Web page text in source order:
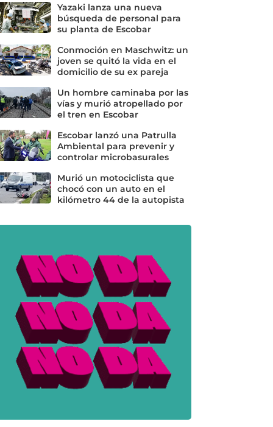
Yazaki lanza una nueva
búsqueda de personal para
su planta de Escobar
Conmoción en Maschwitz: un
joven se quitó la vida en el
domicilio de su ex pareja
Un hombre caminaba por las
vías y murió atropellado por
el tren en Escobar
Escobar lanzó una Patrulla
Ambiental para prevenir y
controlar microbasurales
Murió un motociclista que
chocó con un auto en el
kilómetro 44 de la autopista